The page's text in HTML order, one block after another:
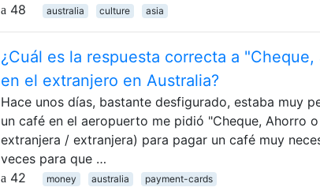
48
australia culture asia
¿Cuál es la respuesta correcta a
en el extranjero en Australia?
Hace unos días, bastante desfigurado, estaba muy
un café en el aeropuerto me pidió "Cheque, Ahorro
extranjera / extranjera) para pagar un café muy
veces para que …
42
money australia payment-cards